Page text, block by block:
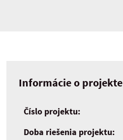
Informácie o projekte
Číslo projektu:
Doba riešenia projektu: